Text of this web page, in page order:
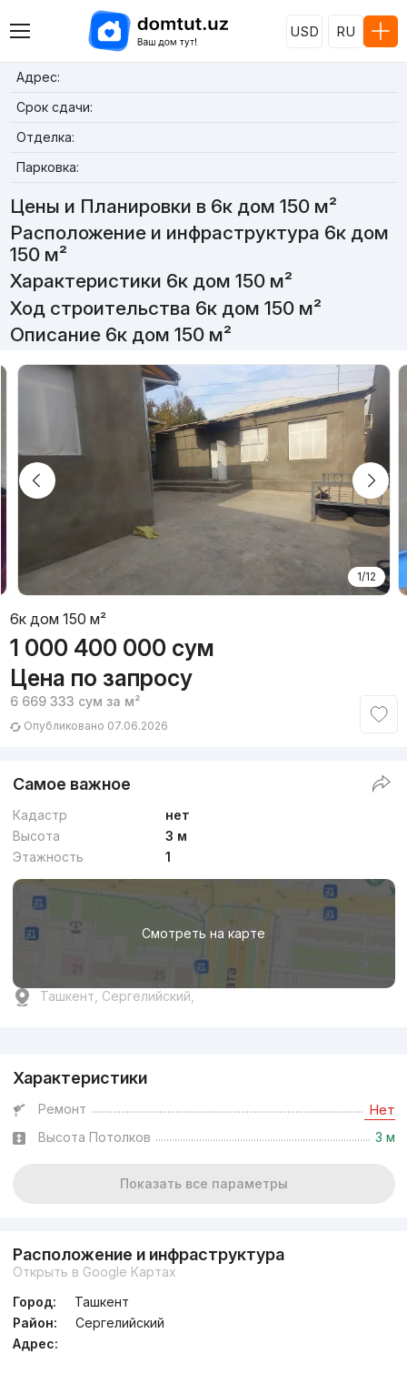
USD RU
Адрес:
Срок сдачи:
Отделка:
Парковка:
Цены и Планировки в 6к дом 150 м²
Расположение и инфраструктура 6к дом
150 м²
Характеристики 6к дом 150 м²
Ход строительства 6к дом 150 м²
Описание 6к дом 150 м²
1/12
6к дом 150 м²
1 000 400 000 сум
Цена по запросу
6 669 333 сум за м²
Опубликовано 07.06.2026
Самое важное
Кадастр
нет
Высота
3 м
Этажность
1
Смотреть на карте
Ташкент, Сергелийский,
Характеристики
Ремонт Нет
Высота Потолков 3 м
Показать все параметры
Расположение и инфраструктура
Открыть в Google Картах
Город:
Ташкент
Район:
Сергелийский
Адрес: